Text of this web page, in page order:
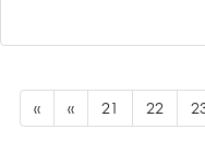
« « 21 22